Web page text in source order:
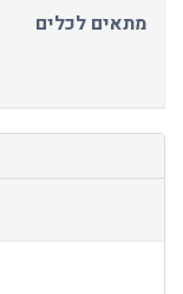
מתאים לכלים